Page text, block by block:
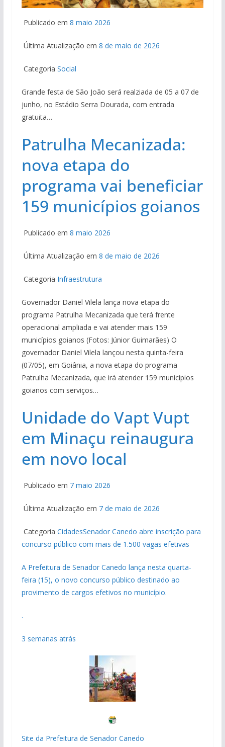
Publicado em 8 maio 2026
Última Atualização em 8 de maio de 2026
Categoria Social
Grande festa de São João será realziada de 05 a 07 de
junho, no Estádio Serra Dourada, com entrada
gratuita…
Patrulha Mecanizada:
nova etapa do
programa vai beneficiar
159 municípios goianos
Publicado em 8 maio 2026
Última Atualização em 8 de maio de 2026
Categoria Infraestrutura
Governador Daniel Vilela lança nova etapa do
programa Patrulha Mecanizada que terá frente
operacional ampliada e vai atender mais 159
municípios goianos (Fotos: Júnior Guimarães) O
governador Daniel Vilela lançou nesta quinta-feira
(07/05), em Goiânia, a nova etapa do programa
Patrulha Mecanizada, que irá atender 159 municípios
goianos com serviços…
Unidade do Vapt Vupt
em Minaçu reinaugura
em novo local
Publicado em 7 maio 2026
Última Atualização em 7 de maio de 2026
Categoria CidadesSenador Canedo abre inscrição para
concurso público com mais de 1.500 vagas efetivas
A Prefeitura de Senador Canedo lança nesta quarta-
feira (15), o novo concurso público destinado ao
provimento de cargos efetivos no município.
.
3 semanas atrás
Site da Prefeitura de Senador Canedo